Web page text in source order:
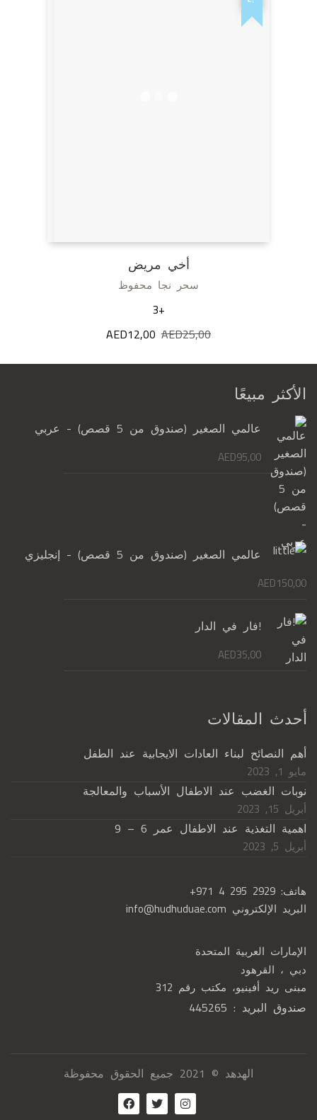
أخي مريض
سحر نجا محفوظ
+3
AED25,00
السعر
هو:
AED12,00
السعر
هو:
الأكثر مبيعًا
عالمي الصغير (صندوق من 5 قصص) - عربي
AED95,00
عالمي الصغير (صندوق من 5 قصص) - إنجليزي
AED150,00
!فار في الدار
AED35,00
أحدث المقالات
أهم النصائح لبناء العادات الايجابية عند الطفل
مايو 1, 2023
نوبات الغضب عند الاطفال الأسباب والمعالجة
أبريل 15, 2023
اهمية التغذية عند الاطفال عمر 6 – 9
أبريل 5, 2023
هاتف: +971 4 295 2929
البريد الإلكتروني info@hudhuduae.com
الإمارات العربية المتحدة
دبي ، القرهود
مبنى ريد أفينيو، مكتب رقم 312
صندوق البريد : 445265
الهدهد © 2021 جميع الحقوق محفوظة